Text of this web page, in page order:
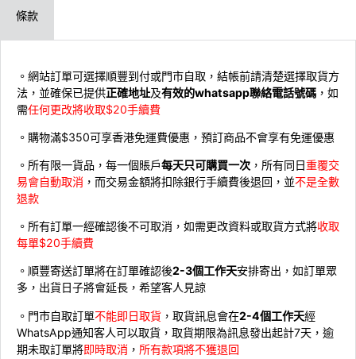
條款
。網站訂單可選擇順豐到付或門市自取，結帳前請清楚選擇取貨方
法，並確保已提供正確地址及有效的whatsapp聯絡電話號碼 ，如
需任何更改將收取$20手續費
。購物滿$350可享香港免運費優惠，預訂商品不會享有免運優惠
。所有限一貨品，每一個賬戶每天只可購買一次 ，所有同日重覆交
易會自動取消 ，而交易金額將扣除銀行手續費後退回，並不是全數
退款
。所有訂單一經確認後不可取消，如需更改資料或取貨方式將收取
每單$20手續費
。順豐寄送訂單將在訂單確認後2-3個工作天安排寄出，如訂單眾
多，出貨日子將會延長，希望客人見諒
。門市自取訂單不能即日取貨 ，取貨訊息會在2-4個工作天經
WhatsApp通知客人可以取貨，取貨期限為訊息發出起計7天，逾
期未取訂單將即時取消 ， 所有款項將不獲退回